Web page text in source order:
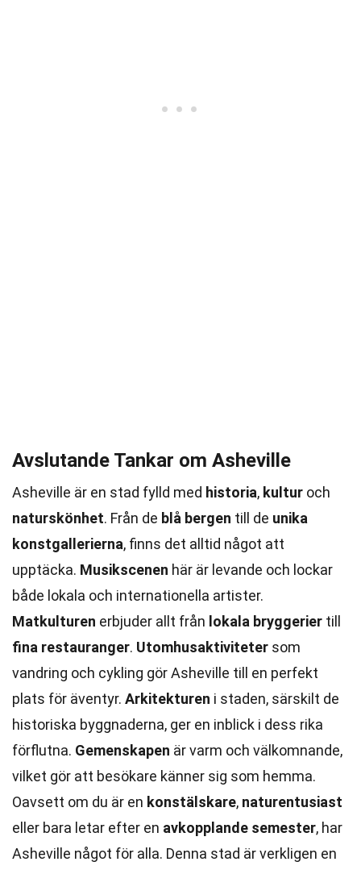
Avslutande Tankar om Asheville
Asheville är en stad fylld med historia, kultur och
naturskönhet. Från de blå bergen till de unika
konstgallerierna, finns det alltid något att
upptäcka. Musikscenen här är levande och lockar
både lokala och internationella artister.
Matkulturen erbjuder allt från lokala bryggerier till
fina restauranger. Utomhusaktiviteter som
vandring och cykling gör Asheville till en perfekt
plats för äventyr. Arkitekturen i staden, särskilt de
historiska byggnaderna, ger en inblick i dess rika
förflutna. Gemenskapen är varm och välkomnande,
vilket gör att besökare känner sig som hemma.
Oavsett om du är en konstälskare, naturentusiast
eller bara letar efter en avkopplande semester, har
Asheville något för alla. Denna stad är verkligen en